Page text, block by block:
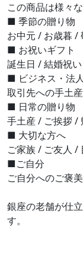
この商品は様々
■ 季節の贈り物
お中元 / お歳暮 /
■ お祝いギフト
誕生日 / 結婚祝
■ ビジネス・法
取引先への手土
■ 日常の贈り物
手土産 / ご挨拶 /
■ 大切な方へ
ご家族 / ご友人 /
■ご自分
ご自分へのご褒
銀座の老舗が仕
す。